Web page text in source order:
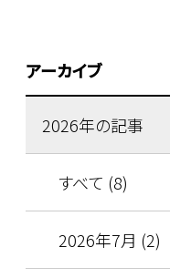
アーカイブ
2026年の記事
すべて (8)
2026年7月 (2)